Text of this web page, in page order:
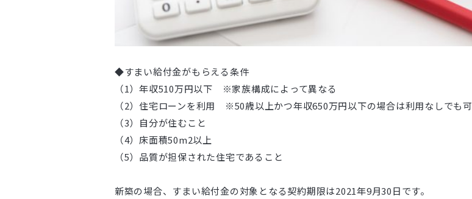
◆すまい給付金がもらえる条件
（1）年収510万円以下 ※家族構成によって異なる
（2）住宅ローンを利用 ※50歳以上かつ年収650万円以下の場合は利用なしでも可
（3）自分が住むこと
（4）床面積50m2以上
（5）品質が担保された住宅であること
新築の場合、すまい給付金の対象となる契約期限は2021年9月30日です。